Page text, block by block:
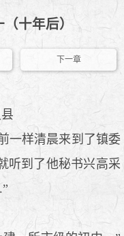
十年后）
下一章
一样清晨来到了镇委
听到了他秘书兴高采